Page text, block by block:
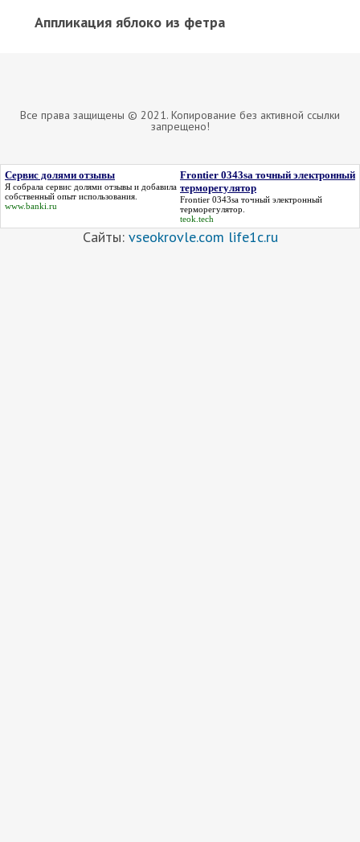
Аппликация яблоко из фетра
Все права защищены © 2021. Копирование без активной ссылки
запрещено!
Сервис долями отзывы
Я собрала сервис долями отзывы и добавила
собственный опыт использования.
www.banki.ru
Frontier 0343sa точный электронный
терморегулятор
Frontier 0343sa точный электронный
терморегулятор
teok.tech
Сайты: vseokrovle.com life1c.ru